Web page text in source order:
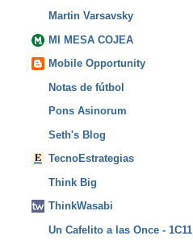
Martin Varsavsky
MI MESA COJEA
Mobile Opportunity
Notas de fútbol
Pons Asinorum
Seth's Blog
TecnoEstrategias
Think Big
ThinkWasabi
Un Cafelito a las Once - 1C11